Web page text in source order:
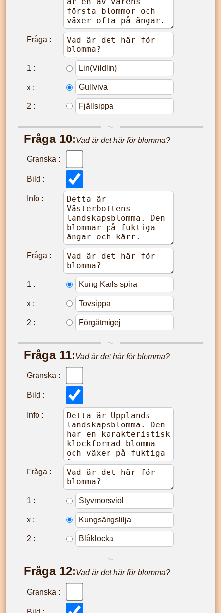
Fråga :
1 :
x :
2 :
Fråga 10:Vad är det här för blomma?
Granska :
Bild :
Info :
Fråga :
1 :
x :
2 :
Fråga 11:Vad är det här för blomma?
Granska :
Bild :
Info :
Fråga :
1 :
x :
2 :
Fråga 12:Vad är det här för blomma?
Granska :